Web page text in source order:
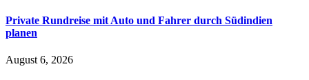
Private Rundreise mit Auto und Fahrer durch Südindien
planen
August 6, 2026